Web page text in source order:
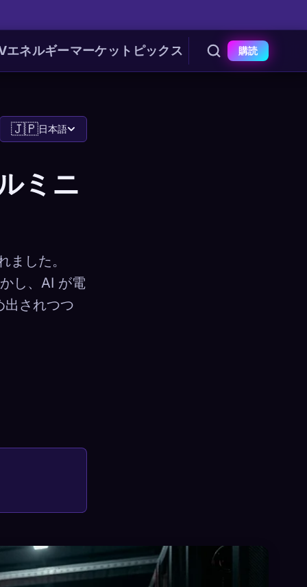
エネルギーマーケット ピックス 購読
🇯🇵日本語
ミニ
した。
し、AI が電
出されつつ